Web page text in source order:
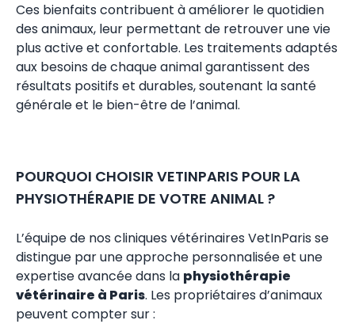
Ces bienfaits contribuent à améliorer le quotidien
des animaux, leur permettant de retrouver une vie
plus active et confortable. Les traitements adaptés
aux besoins de chaque animal garantissent des
résultats positifs et durables, soutenant la santé
générale et le bien-être de l’animal.
POURQUOI CHOISIR VETINPARIS POUR LA
PHYSIOTHÉRAPIE DE VOTRE ANIMAL ?
L’équipe de nos cliniques vétérinaires VetInParis se
distingue par une approche personnalisée et une
expertise avancée dans la physiothérapie
vétérinaire à Paris. Les propriétaires d’animaux
peuvent compter sur :